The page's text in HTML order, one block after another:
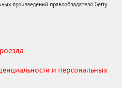
произведений правообладателя Getty
и персональных